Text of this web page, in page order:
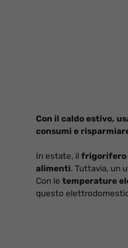
Con il caldo estivo,
consumi e
In estate, il frigorifero
alimenti. Tuttavia, un
Con le temperature
questo